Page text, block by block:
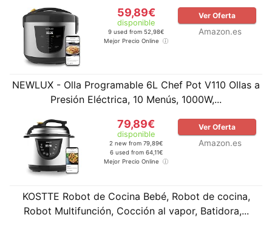
59,89€
disponible
9 used from 52,98€
Mejor Precio Online
Ver Oferta
Amazon.es
NEWLUX - Olla Programable 6L Chef Pot V110 Ollas a
Presión Eléctrica, 10 Menús, 1000W,...
79,89€
disponible
2 new from 79,89€
6 used from 64,11€
Mejor Precio Online
Ver Oferta
Amazon.es
KOSTTE Robot de Cocina Bebé, Robot de cocina,
Robot Multifunción, Cocción al vapor, Batidora,...